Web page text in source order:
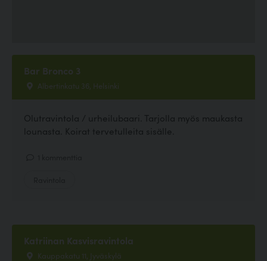
Bar Bronco 3
Albertinkatu 36, Helsinki
Olutravintola / urheilubaari. Tarjolla myös maukasta
lounasta. Koirat tervetulleita sisälle.
Katriinan Kasvisravintola
Kauppakatu 11, Jyväskylä